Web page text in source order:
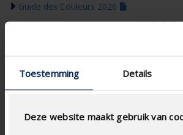
Toestemming Details
Deze website maakt gebruik van
Guide des Couleurs 2026